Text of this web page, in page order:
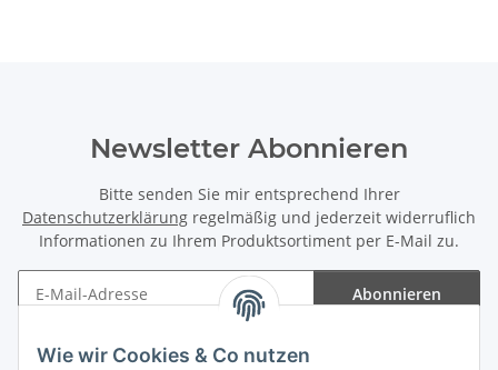
Wie wir Cookies & Co nutzen
Newsletter Abonnieren
Bitte senden Sie mir entsprechend Ihrer
Datenschutzerklärung regelmäßig und jederzeit widerruflich
Informationen zu Ihrem Produktsortiment per E-Mail zu.
Abonnieren